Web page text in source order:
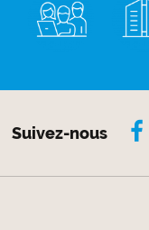
Suivez-nous